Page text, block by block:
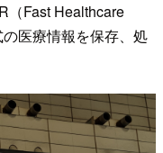
（Fast Healthcare
医療情報を保存、処